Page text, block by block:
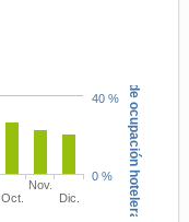
Tasa de ocupación hotelera
Oct.
Nov.
Dic.
0 %
40 %